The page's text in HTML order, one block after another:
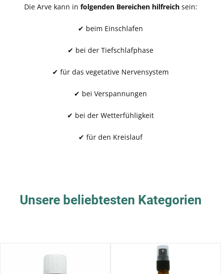
Unsere beliebtesten Kategorien
Die Arve kann in folgenden Bereichen hilfreichsein:
✔ beim Einschlafen
✔ bei der Tiefschlafphase
✔ für das vegetative Nervensystem
✔ bei Verspannungen
✔ bei der Wetterfühligkeit
✔ für den Kreislauf